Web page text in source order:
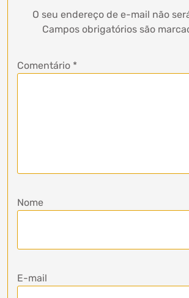
O seu endereço de e-mail não
Campos obrigatórios são
Comentário *
Nome
E-mail